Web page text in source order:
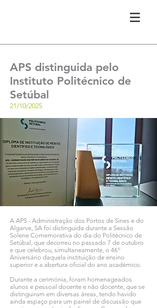
APS distinguida pelo
Instituto Politécnico de
Setúbal
21/10/2025
A APS - Administração dos Portos de Sines e do
Algarve, SA foi distinguida durante a Sessão
Solene Comemorativa do dia do Politécnico de
Setúbal, que decorreu no passado 7 de outubro
e que celebrou, simultaneamente, o 46º
Aniversário daquela instituição de ensino
superior e a abertura oficial do ano académico.
Durante a cerimónia, foram homenageados
alunos e pessoal docente e não docente, que se
distinguiram em diversas áreas, tendo havido
ainda espaço para um painel de discussão que